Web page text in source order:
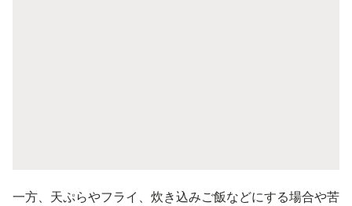
一方、天ぷらやフライ、炊き込みご飯などにする場合や苦